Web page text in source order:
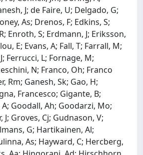
J; de Faire, U; Delgado, G;
As; Drenos, F; Edkins, S;
Enroth, S; Erdmann, J; Eriksson,
E; Evans, A; Fall, T; Farrall, M;
Ferrucci, L; Fornage, M;
N; Franco, Oh; Franco
Rm; Ganesh, Sk; Gao, H;
Francesco; Gigante, B;
Goodall, Ah; Goodarzi, Mo;
Groves, Cj; Gudnason, V;
G; Hartikainen, Al;
As; Hayward, C; Hercberg,